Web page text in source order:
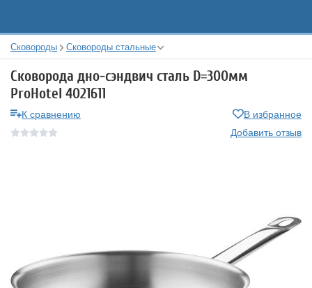
Сковороды Сковороды стальные
Сковорода дно-сэндвич сталь D=300мм
ProHotel 4021611
К сравнению
В избранное
Добавить отзыв